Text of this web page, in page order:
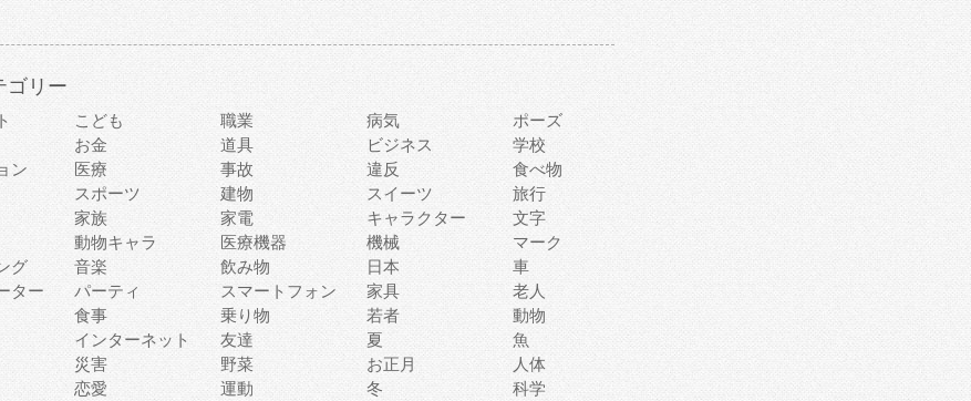
ゴリー
こども 職業 病気
ポーズ
お金 道具 ビジネス
学校
ン
医療 事故 違反
食べ物
スポーツ 建物 スイーツ
旅行
家族 家電 キャラクター
文字
動物キャラ 医療機器 機械
マーク
グ
音楽 飲み物 日本
車
ター
パーティ スマートフォン 家具
老人
食事 乗り物 若者
動物
インターネット 友達 夏
魚
災害 野菜 お正月
人体
恋愛 運動 冬
科学